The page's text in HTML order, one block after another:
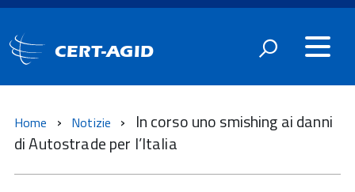
CERT-AGID
Home Notizie
In corso uno smishing ai danni
di Autostrade per l’Italia